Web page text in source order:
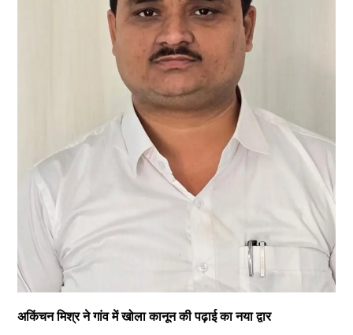
अकिंचन मिश्र ने गांव में खोला कानून की पढ़ाई का नया द्वार